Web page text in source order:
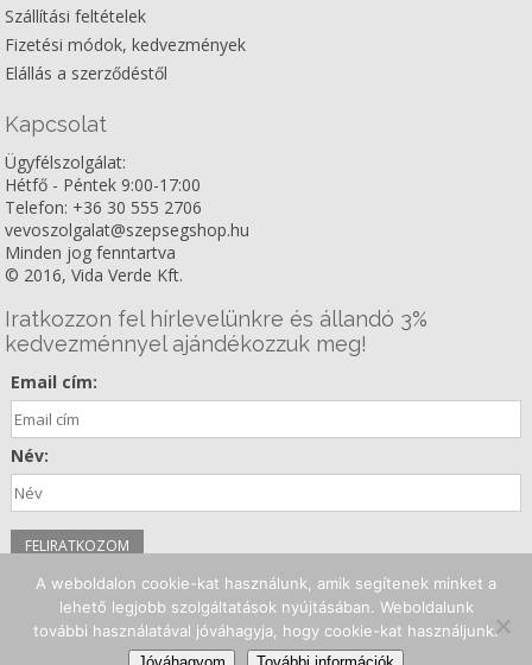
Szállítási feltételek
Fizetési módok, kedvezmények
Elállás a szerződéstől
Kapcsolat
Ügyfélszolgálat:
Hétfő - Péntek 9:00-17:00
Telefon: +36 30 555 2706
vevoszolgalat@szepsegshop.hu
Minden jog fenntartva
© 2016, Vida Verde Kft.
Iratkozzon fel hírlevelünkre és állandó 3%
kedvezménnyel ajándékozzuk meg!
Email cím:
Név:
Kövessen minket!
Facebook Instagram Youtube
A weboldalon cookie-kat használunk, amik segítenek minket a
lehető legjobb szolgáltatások nyújtásában. Weboldalunk
további használatával jóváhagyja, hogy cookie-kat használjunk.